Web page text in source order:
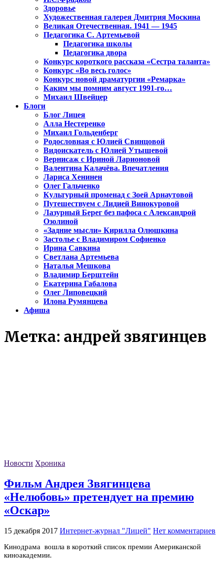
Здоровье
Художественная галерея Дмитрия Москина
Великая Отечественная. 1941 — 1945
Педагогика С. Артемьевой
Педагогика школы
Педагогика двора
Конкурс короткого рассказа «Сестра таланта»
Конкурс «Во весь голос»
Конкурс новой драматургии «Ремарка»
Каким мы помним август 1991-го…
Михаил Швейцер
Блоги
Блог Лицея
Алла Нестеренко
Михаил Гольденберг
Родословная с Юлией Свинцовой
Видоискатель с Юлией Утышевой
Вернисаж с Ириной Ларионовой
Валентина Калачёва. Впечатления
Лариса Хенинен
Олег Гальченко
Культурный променад с Зоей Арнаутовой
Путешествуем с Лидией Винокуровой
Лазурный Берег без пафоса с Александрой
Озолиной
«Задние мысли» Кирилла Олюшкина
Застолье с Владимиром Софиенко
Ирина Савкина
Светлана Артемьева
Наталья Мешкова
Владимир Берштейн
Екатерина Габалова
Олег Липовецкий
Илона Румянцева
Афиша
Метка: андрей звягинцев
Новости Хроника
Фильм Андрея Звягинцева
«Нелюбовь» претендует на премию
«Оскар»
15 декабря 2017 Интернет-журнал "Лицей" Нет комментариев
Кинодрама вошла в короткий список премии Американской
киноакадемии.